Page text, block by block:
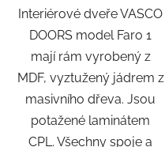
Interiérové dveře VASCO
DOORS model Faro 1
mají rám vyrobený z
MDF, vyztužený jádrem z
masivního dřeva. Jsou
potažené laminátem
CPL. Všechny spoje a